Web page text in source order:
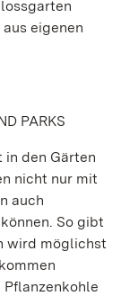
eigenen
PARKS
in den Gärten
nicht nur mit
auch
So gibt
wird möglichst